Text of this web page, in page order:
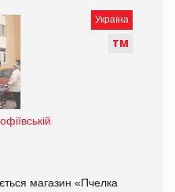
Україна
ТМ
магазин «Пчелка